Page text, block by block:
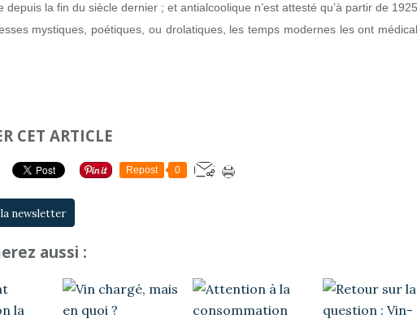
depuis la fin du siècle dernier ; et antialcoolique n’est attesté qu’à partir de 1925.
mystiques, poétiques, ou drolatiques, les temps modernes les ont
CET ARTICLE
Repost 0
newsletter
aussi :